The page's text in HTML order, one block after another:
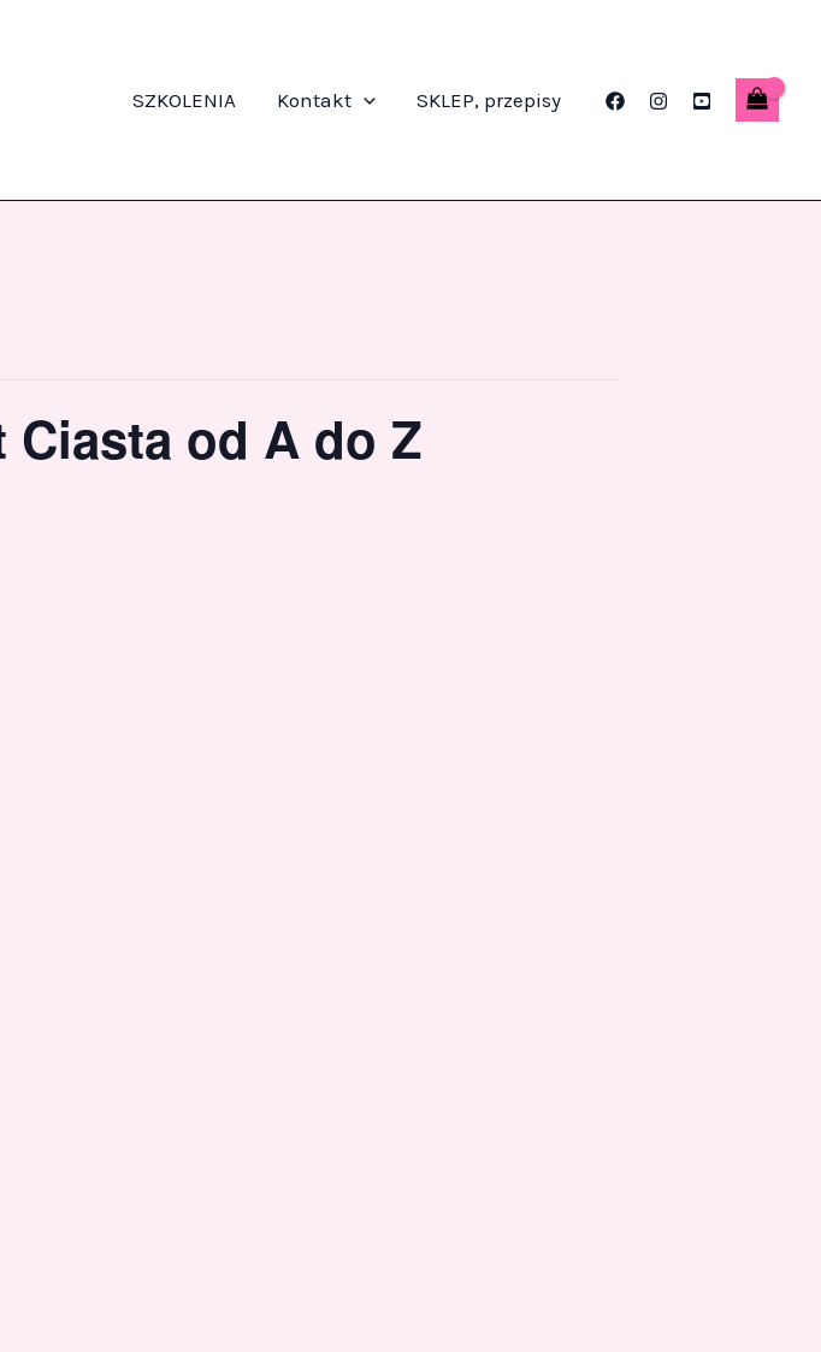
SZKOLENIA Kontakt SKLEP, przepisy
od A do Z